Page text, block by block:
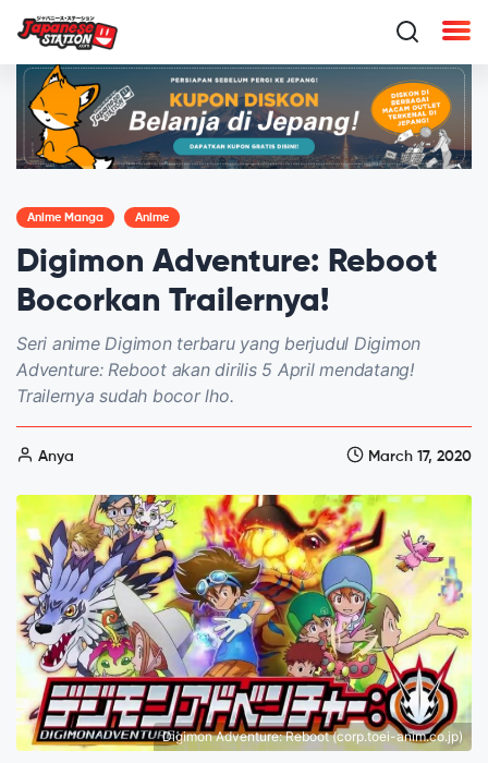
Anime Manga Anime
Digimon Adventure: Reboot
Bocorkan Trailernya!
Seri anime Digimon terbaru yang berjudul Digimon
Adventure: Reboot akan dirilis 5 April mendatang!
Trailernya sudah bocor lho.
Anya March 17, 2020
Digimon Adventure: Reboot (corp.toei-anim.co.jp)